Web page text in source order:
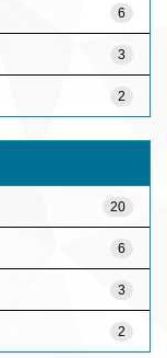
6
3
2
20
6
3
2